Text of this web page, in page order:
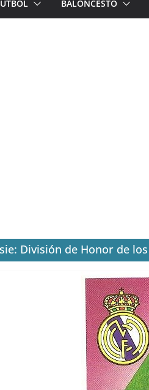
BALONCESTO
División de Honor de